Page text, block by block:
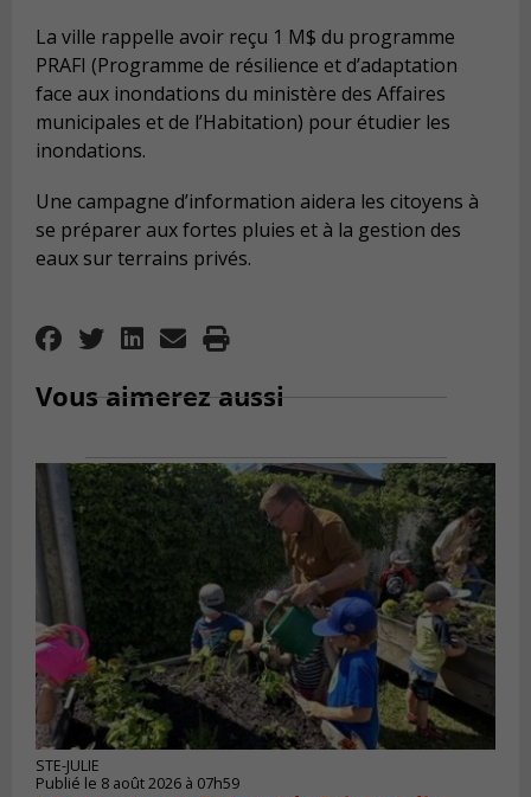
La ville rappelle avoir reçu 1 M$ du programme
PRAFI (Programme de résilience et d’adaptation
face aux inondations du ministère des Affaires
municipales et de l’Habitation) pour étudier les
inondations.
Une campagne d’information aidera les citoyens à
se préparer aux fortes pluies et à la gestion des
eaux sur terrains privés.
Vous aimerez aussi
STE-JULIE
Publié le 8 août 2026 à 07h59